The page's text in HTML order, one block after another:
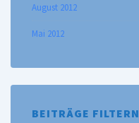
August 2012
Mai 2012
BEITRÄGE FILTERN